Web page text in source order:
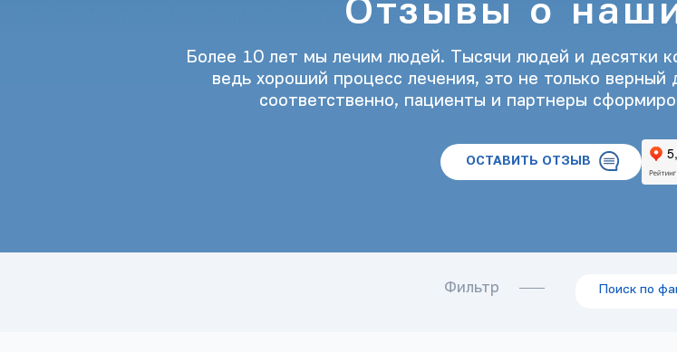
Отзывы о
Более 10 лет мы лечим людей. Тысячи людей и десятки
ведь хороший процесс лечения, это не только верный
соответственно, пациенты и партнеры
ОСТАВИТЬ ОТЗЫВ
Фильтр